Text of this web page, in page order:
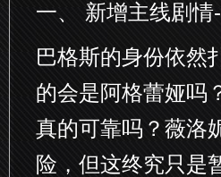
一、 新增主线剧情
巴格斯的身份依然
的会是阿格蕾娅吗
真的可靠吗？薇洛
险，但这终究只是